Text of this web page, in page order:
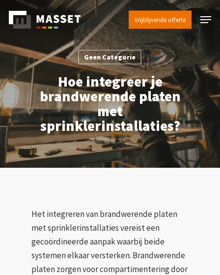
content
Vrijblijvende offerte Menu
Geen Categorie
Hoe integreer je
brandwerende platen
met
sprinklerinstallaties?
Het integreren van brandwerende platen
met sprinklerinstallaties vereist een
gecoördineerde aanpak waarbij beide
systemen elkaar versterken. Brandwerende
platen zorgen voor compartimentering door
Close